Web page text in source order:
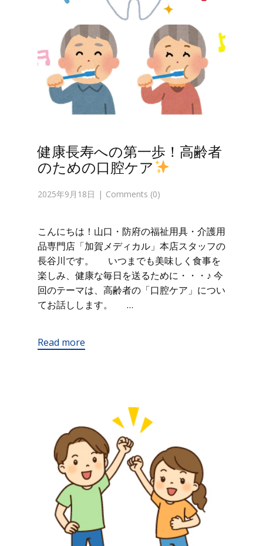
健康長寿への第一歩！高齢者
のための口腔ケア
2025年9月18日 Comments (0)
こんにちは！山口・防府の福祉用具・介護用
品専門店「加賀メディカル」本店スタッフの
長谷川です。 いつまでも美味しく食事を
楽しみ、健康な毎日を送るために・・・♪ 今
回のテーマは、高齢者の「口腔ケア」につい
てお話しします。 …
Read more